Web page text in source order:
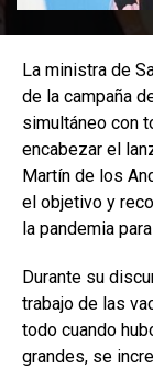
La ministra de
de la campaña
simultáneo con
encabezar el
Martín de los
el objetivo y
la pandemia
Durante su
trabajo de las
todo cuando
grandes, se